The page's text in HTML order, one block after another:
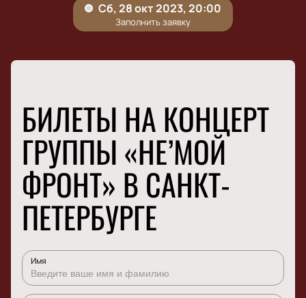
БИЛЕТЫ НА КОНЦЕРТ
ГРУППЫ «НЕ’МОЙ
ФРОНТ» В САНКТ-
ПЕТЕРБУРГЕ
Имя